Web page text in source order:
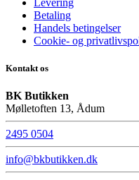
Levering
Betaling
Handels betingelser
Cookie- og
Kontakt os
BK Butikken
Mølletoften 13, Ådum
2495 0504
info@bkbutikken.dk